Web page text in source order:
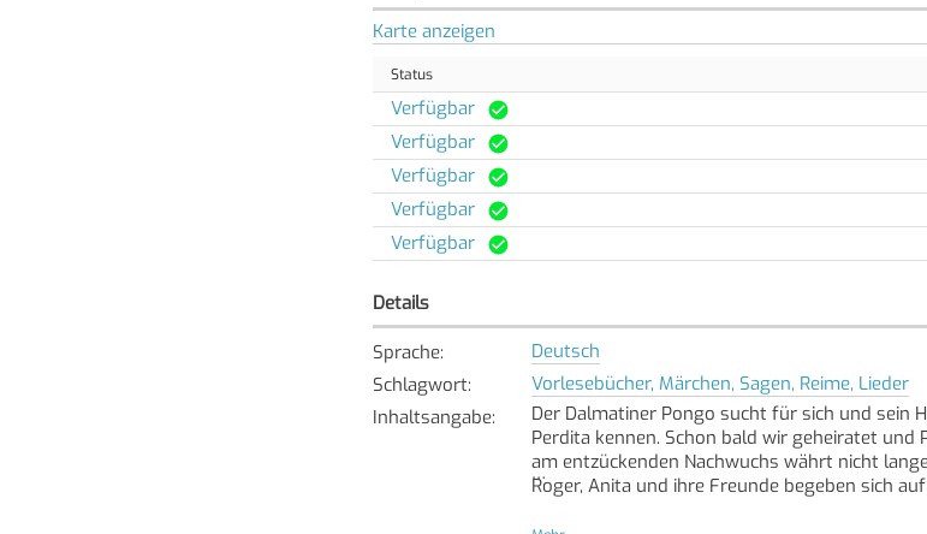
Karte anzeigen
Status
Verfügbar
Verfügbar
Verfügbar
Verfügbar
Verfügbar
Details
Sprache:
Deutsch
Schlagwort:
Vorlesebücher, Märchen, Sagen, Reime, Lieder
Inhaltsangabe:
Der Dalmatiner Pongo sucht für sich und sein
Perdita kennen. Schon bald wir geheiratet
am entzückenden Nachwuchs währt nicht
Roger, Anita und ihre Freunde begeben sich